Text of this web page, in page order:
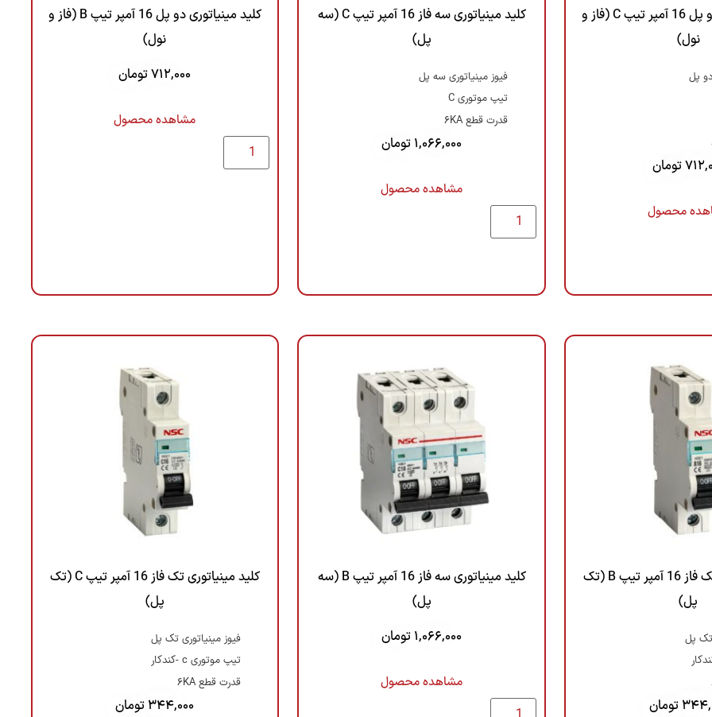
کلید مینیاتوری دو پل 16 آمپر تیپ C (فاز و
نول)
پل
تومان
محصول
کلید مینیاتوری سه فاز 16 آمپر تیپ C (سه
پل)
فیوز مینیاتوری سه پل
تیپ موتوری C
قدرت قطع 6KA
1,066,000 تومان
مشاهده محصول
کلید مینیاتوری دو پل 16 آمپر تیپ B (فاز و
نول)
712,000تومان
مشاهده محصول
کلید مینیاتوری تک فاز 16 آمپر تیپ B (تک
پل)
تک پل
تومان
کلید مینیاتوری سه فاز 16 آمپر تیپ B (سه
پل)
1,066,000 تومان
مشاهده محصول
کلید مینیاتوری تک فاز 16 آمپر تیپ C (تک
پل)
فیوز مینیاتوری تک پل
تیپ موتوری c -کندکار
قدرت قطع 6KA
344,000 تومان